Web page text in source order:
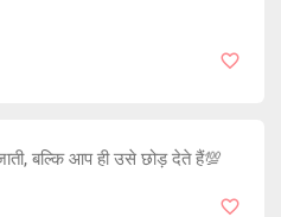
बल्कि आप ही उसे छोड़ देते हैं💯